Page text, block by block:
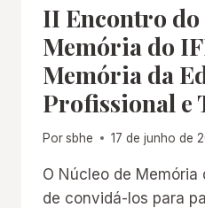
HISTÓRIA
DA
EDUCAÇÃO
BRASILEIRA”
II Encontro do
Memória do
Memória da
Profissional e
Porsbhe 17 de junho de
O Núcleo de Memória
de convidá-los para